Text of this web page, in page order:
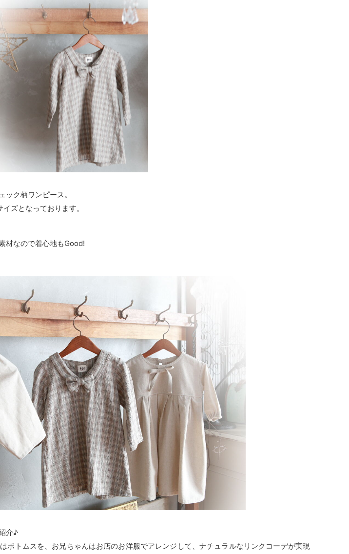
ク柄ワンピース。
ズとなっております。
材なので着心地もGood!
介♪
ボトムスを、お兄ちゃんはお店のお洋服でアレンジして、ナチュラルなリンクコーデが実現